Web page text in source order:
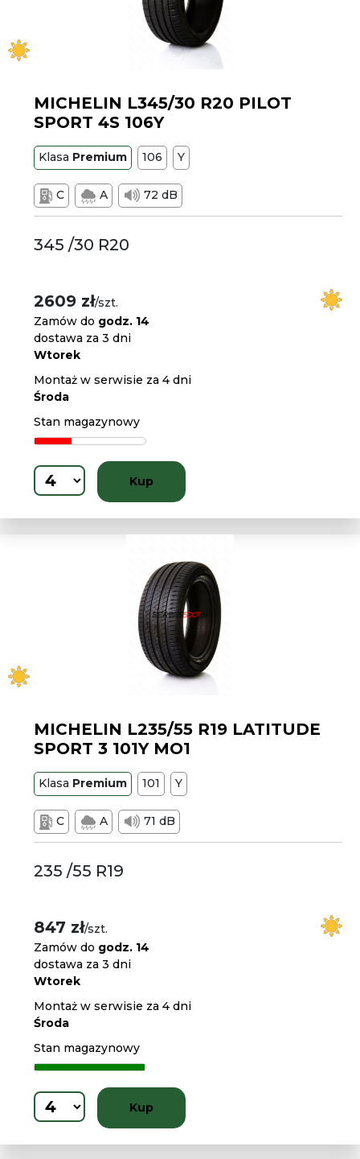
MICHELIN L345/30 R20 PILOT
SPORT 4S 106Y
Klasa Premium 106 Y
C A 72 dB
345 /30 R20
2609 zł/szt.
Zamów do godz. 14
dostawa za 3 dni
Wtorek
Montaż w serwisie za 4 dni
Środa
Stan magazynowy
Kup
MICHELIN L235/55 R19 LATITUDE
SPORT 3 101Y MO1
Klasa Premium 101 Y
C A 71 dB
235 /55 R19
847 zł/szt.
Zamów do godz. 14
dostawa za 3 dni
Wtorek
Montaż w serwisie za 4 dni
Środa
Stan magazynowy
Kup